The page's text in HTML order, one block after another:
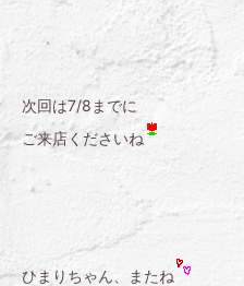
次回は7/8までに
ご来店くださいね
ひまりちゃん、またね